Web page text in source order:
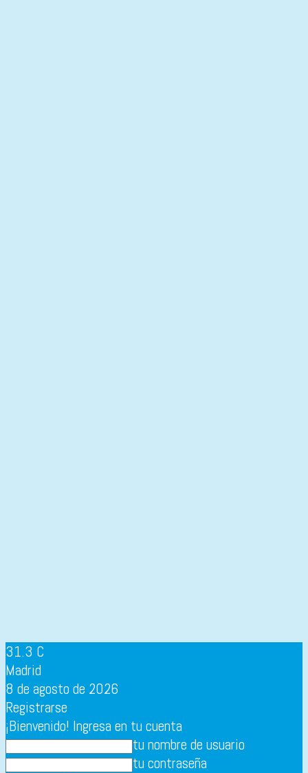
31.3 C
Madrid
8 de agosto de 2026
Registrarse
¡Bienvenido! Ingresa en tu cuenta
tu nombre de usuario
tu contraseña